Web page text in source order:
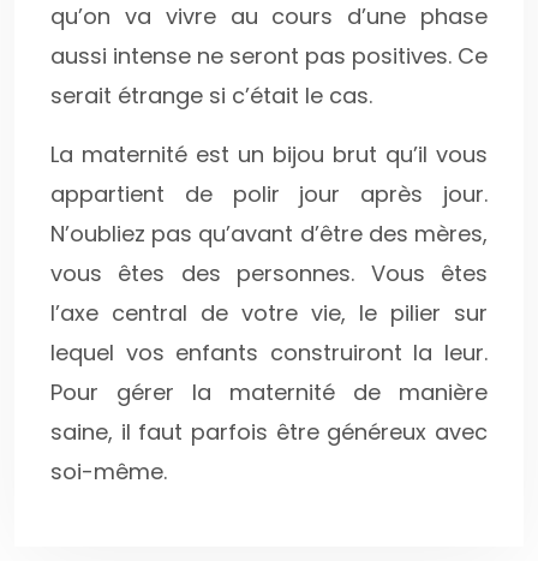
qu’on va vivre au cours d’une phase
aussi intense ne seront pas positives. Ce
serait étrange si c’était le cas.
La maternité est un bijou brut qu’il vous
appartient de polir jour après jour.
N’oubliez pas qu’avant d’être des mères,
vous êtes des personnes. Vous êtes
l’axe central de votre vie, le pilier sur
lequel vos enfants construiront la leur.
Pour gérer la maternité de manière
saine, il faut parfois être généreux avec
soi-même.